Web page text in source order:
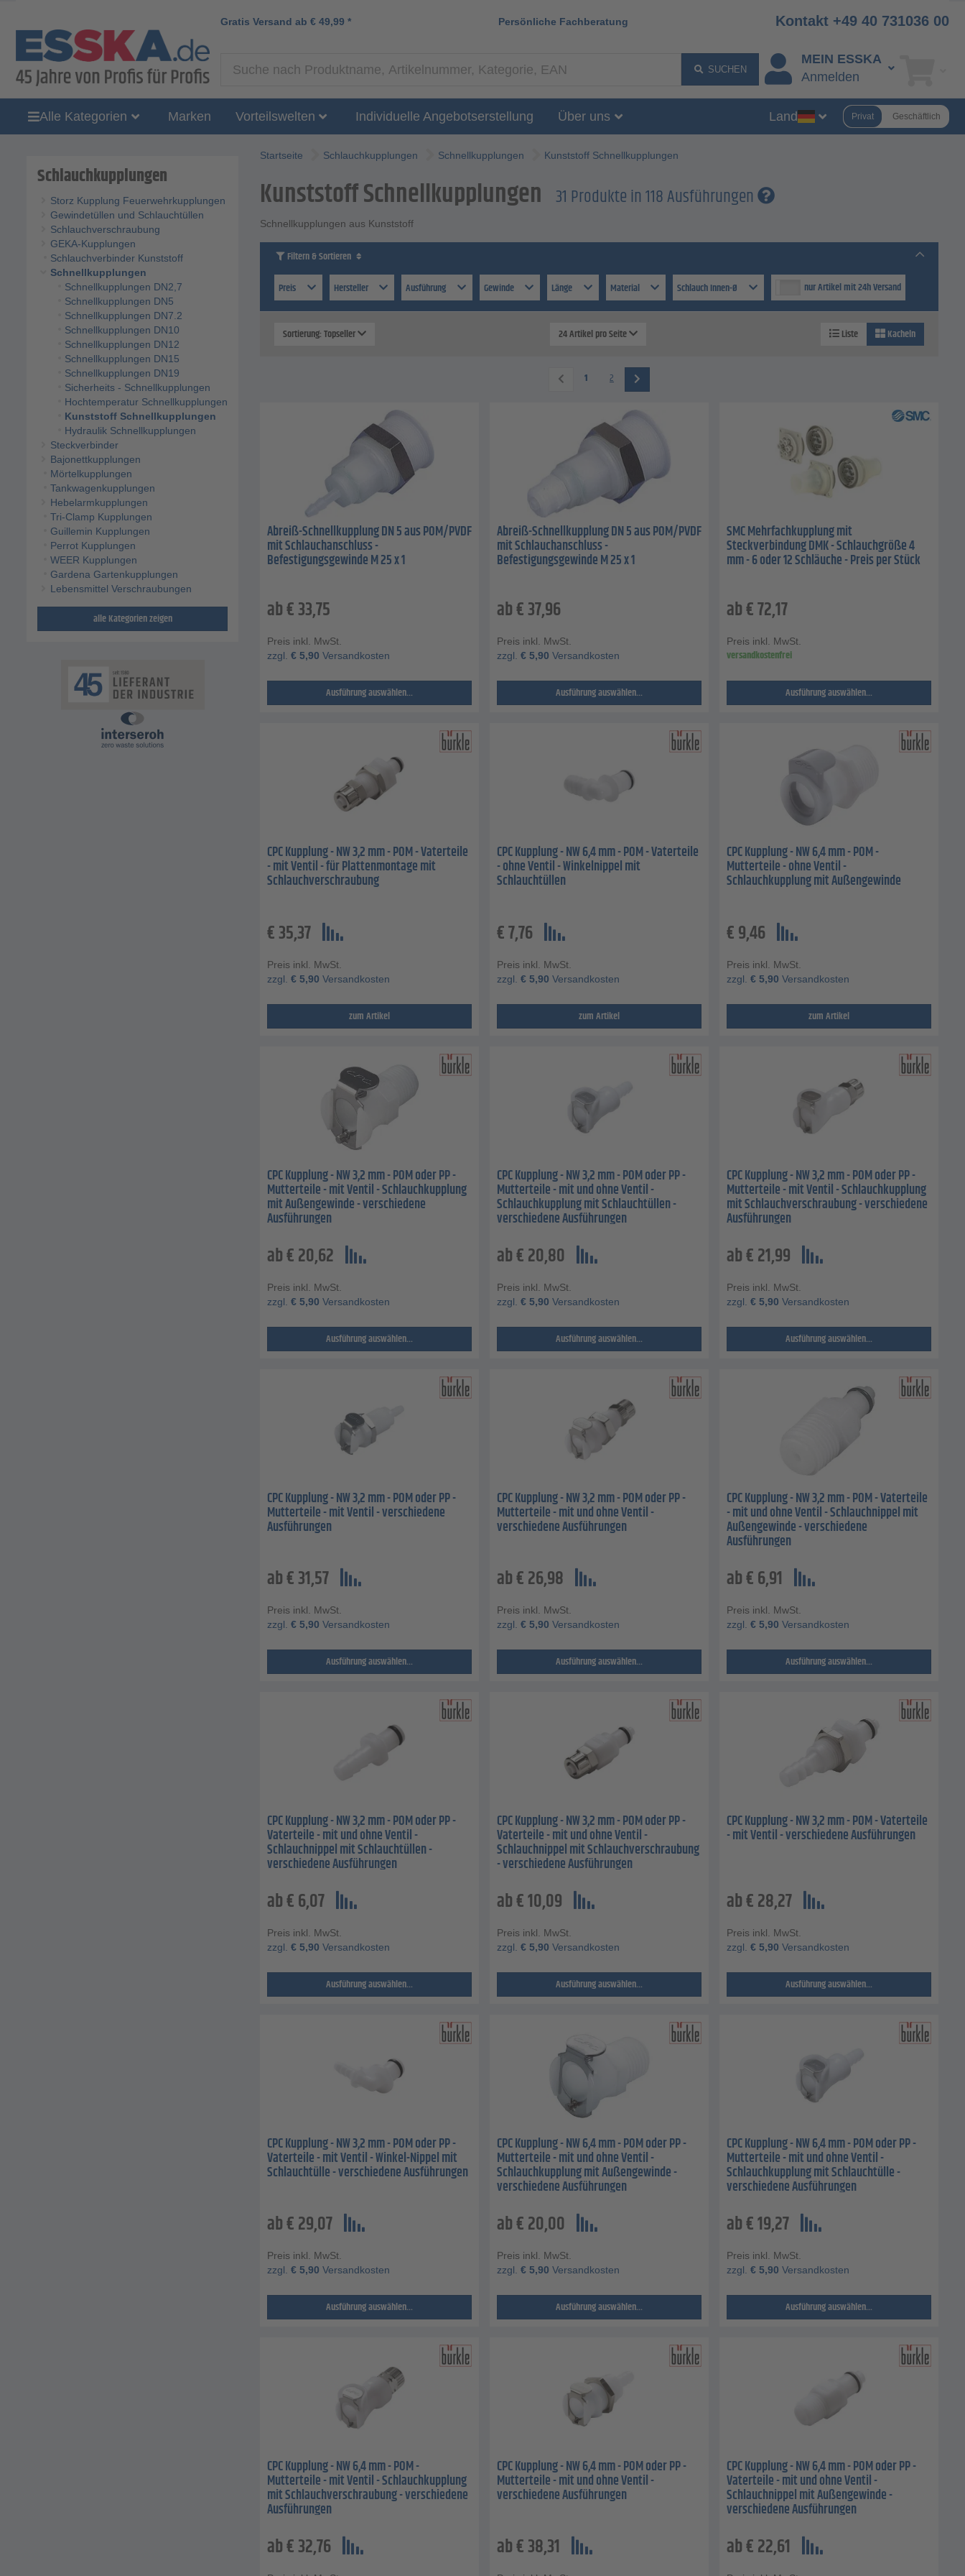
Gratis Versand ab € 49,99 * Persönliche Fachberatung Kontakt +49 40 731036 00
SUCHEN
MEIN ESSKA
Anmelden
Alle Kategorien Marken Vorteilswelten Individuelle Angebotserstellung Über uns Land Privat Geschäftlich
Schlauchkupplungen
Storz Kupplung Feuerwehrkupplungen
Gewindetüllen und Schlauchtüllen
Schlauchverschraubung
GEKA-Kupplungen
Schlauchverbinder Kunststoff
Schnellkupplungen
Schnellkupplungen DN2,7
Schnellkupplungen DN5
Schnellkupplungen DN7.2
Schnellkupplungen DN10
Schnellkupplungen DN12
Schnellkupplungen DN15
Schnellkupplungen DN19
Sicherheits - Schnellkupplungen
Hochtemperatur Schnellkupplungen
Kunststoff Schnellkupplungen
Hydraulik Schnellkupplungen
Steckverbinder
Bajonettkupplungen
Mörtelkupplungen
Tankwagenkupplungen
Hebelarmkupplungen
Tri-Clamp Kupplungen
Guillemin Kupplungen
Perrot Kupplungen
WEER Kupplungen
Gardena Gartenkupplungen
Lebensmittel Verschraubungen
alle Kategorien zeigen
Startseite Schlauchkupplungen Schnellkupplungen Kunststoff Schnellkupplungen
Kunststoff Schnellkupplungen 31 Produkte in 118 Ausführungen
Schnellkupplungen aus Kunststoff
Filtern & Sortieren
Preis
Hersteller Ausführung Gewinde Länge Material Schlauch Innen-Ø nur Artikel mit 24h Versand
Sortierung: Topseller 24 Artikel pro Seite Liste Kacheln
1 2
Abreiß-Schnellkupplung DN 5 aus POM/PVDF
mit Schlauchanschluss -
Befestigungsgewinde M 25 x 1
ab€33,75
Preis inkl. MwSt.
zzgl. € 5,90 Versandkosten
Ausführung auswählen...
Abreiß-Schnellkupplung DN 5 aus POM/PVDF
mit Schlauchanschluss -
Befestigungsgewinde M 25 x 1
ab€37,96
Preis inkl. MwSt.
zzgl. € 5,90 Versandkosten
Ausführung auswählen...
SMC Mehrfachkupplung mit
Steckverbindung DMK - Schlauchgröße 4
mm - 6 oder 12 Schläuche - Preis per Stück
ab€72,17
Preis inkl. MwSt.
versandkostenfrei
Ausführung auswählen...
CPC Kupplung - NW 3,2 mm - POM - Vaterteile
- mit Ventil - für Plattenmontage mit
Schlauchverschraubung
€35,37
Preis inkl. MwSt.
zzgl. € 5,90 Versandkosten
zum Artikel
CPC Kupplung - NW 6,4 mm - POM - Vaterteile
- ohne Ventil - Winkelnippel mit
Schlauchtüllen
€7,76
Preis inkl. MwSt.
zzgl. € 5,90 Versandkosten
zum Artikel
CPC Kupplung - NW 6,4 mm - POM -
Mutterteile - ohne Ventil -
Schlauchkupplung mit Außengewinde
€9,46
Preis inkl. MwSt.
zzgl. € 5,90 Versandkosten
zum Artikel
CPC Kupplung - NW 3,2 mm - POM oder PP -
Mutterteile - mit Ventil - Schlauchkupplung
mit Außengewinde - verschiedene
Ausführungen
ab€20,62
Preis inkl. MwSt.
zzgl. € 5,90 Versandkosten
Ausführung auswählen...
CPC Kupplung - NW 3,2 mm - POM oder PP -
Mutterteile - mit und ohne Ventil -
Schlauchkupplung mit Schlauchtüllen -
verschiedene Ausführungen
ab€20,80
Preis inkl. MwSt.
zzgl. € 5,90 Versandkosten
Ausführung auswählen...
CPC Kupplung - NW 3,2 mm - POM oder PP -
Mutterteile - mit Ventil - Schlauchkupplung
mit Schlauchverschraubung - verschiedene
Ausführungen
ab€21,99
Preis inkl. MwSt.
zzgl. € 5,90 Versandkosten
Ausführung auswählen...
CPC Kupplung - NW 3,2 mm - POM oder PP -
Mutterteile - mit Ventil - verschiedene
Ausführungen
ab€31,57
Preis inkl. MwSt.
zzgl. € 5,90 Versandkosten
Ausführung auswählen...
CPC Kupplung - NW 3,2 mm - POM oder PP -
Mutterteile - mit und ohne Ventil -
verschiedene Ausführungen
ab€26,98
Preis inkl. MwSt.
zzgl. € 5,90 Versandkosten
Ausführung auswählen...
CPC Kupplung - NW 3,2 mm - POM - Vaterteile
- mit und ohne Ventil - Schlauchnippel mit
Außengewinde - verschiedene
Ausführungen
ab€6,91
Preis inkl. MwSt.
zzgl. € 5,90 Versandkosten
Ausführung auswählen...
CPC Kupplung - NW 3,2 mm - POM oder PP -
Vaterteile - mit und ohne Ventil -
Schlauchnippel mit Schlauchtüllen -
verschiedene Ausführungen
ab€6,07
Preis inkl. MwSt.
zzgl. € 5,90 Versandkosten
Ausführung auswählen...
CPC Kupplung - NW 3,2 mm - POM oder PP -
Vaterteile - mit und ohne Ventil -
Schlauchnippel mit Schlauchverschraubung
- verschiedene Ausführungen
ab€10,09
Preis inkl. MwSt.
zzgl. € 5,90 Versandkosten
Ausführung auswählen...
CPC Kupplung - NW 3,2 mm - POM - Vaterteile
- mit Ventil - verschiedene Ausführungen
ab€28,27
Preis inkl. MwSt.
zzgl. € 5,90 Versandkosten
Ausführung auswählen...
CPC Kupplung - NW 3,2 mm - POM oder PP -
Vaterteile - mit Ventil - Winkel-Nippel mit
Schlauchtülle - verschiedene Ausführungen
ab€29,07
Preis inkl. MwSt.
zzgl. € 5,90 Versandkosten
Ausführung auswählen...
CPC Kupplung - NW 6,4 mm - POM oder PP -
Mutterteile - mit und ohne Ventil -
Schlauchkupplung mit Außengewinde -
verschiedene Ausführungen
ab€20,00
Preis inkl. MwSt.
zzgl. € 5,90 Versandkosten
Ausführung auswählen...
CPC Kupplung - NW 6,4 mm - POM oder PP -
Mutterteile - mit und ohne Ventil -
Schlauchkupplung mit Schlauchtülle -
verschiedene Ausführungen
ab€19,27
Preis inkl. MwSt.
zzgl. € 5,90 Versandkosten
Ausführung auswählen...
CPC Kupplung - NW 6,4 mm - POM -
Mutterteile - mit Ventil - Schlauchkupplung
mit Schlauchverschraubung - verschiedene
Ausführungen
ab€32,76
CPC Kupplung - NW 6,4 mm - POM oder PP -
Mutterteile - mit und ohne Ventil -
verschiedene Ausführungen
ab€38,31
CPC Kupplung - NW 6,4 mm - POM oder PP -
Vaterteile - mit und ohne Ventil -
Schlauchnippel mit Außengewinde -
verschiedene Ausführungen
ab€22,61